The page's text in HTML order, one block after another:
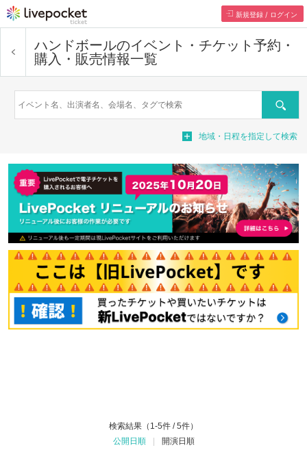
新規登録 / ログイン
ハンドボールのイベント・チケット予約・
購入・販売情報一覧
検索
地域・日程を指定して検索
検索結果（1-5件 / 5件）
公開日順
開演日順